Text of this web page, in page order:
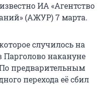
ИА «Агентство
(АЖУР) 7 марта.
случилось на
Парголово накануне
предварительным
перехода её сбил